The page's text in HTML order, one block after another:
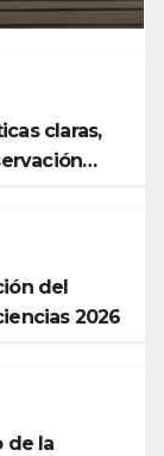
claras,
del
2026
de la